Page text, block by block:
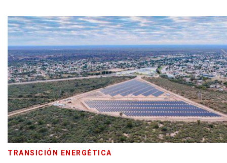
TRANSICIÓN ENERGÉTICA